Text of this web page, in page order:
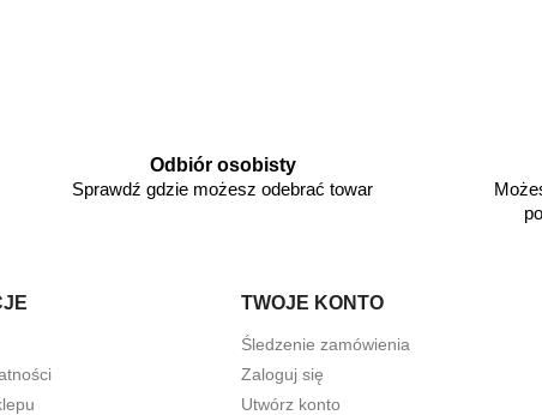
Odbiór osobisty
Sprawdź gdzie możesz odebrać towar
TWOJE KONTO
Śledzenie zamówienia
Zaloguj się
Utwórz konto